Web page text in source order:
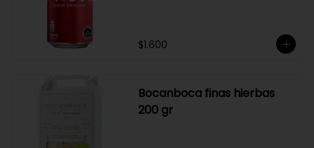
$1.600
Bocanboca finas hierbas
200 gr